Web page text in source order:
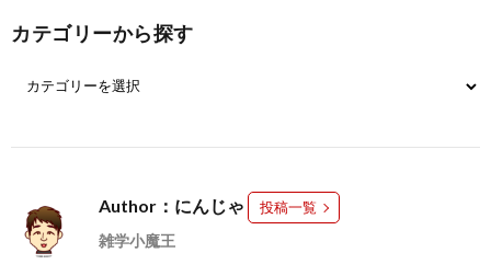
カテゴリーから探す
Author：にんじゃ 投稿一覧
雑学小魔王